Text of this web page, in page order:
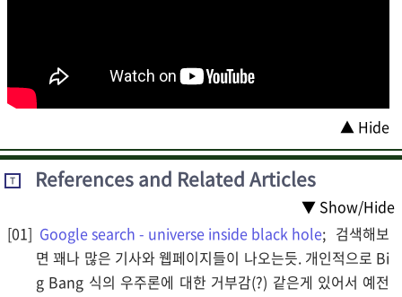
▲ Hide
T References and Related Articles
▼ Show/Hide
Google search - universe inside black hole; 검색해보
면 꽤나 많은 기사와 웹페이지들이 나오는듯. 개인적으로 Bi
g Bang 식의 우주론에 대한 거부감(?) 같은게 있어서 예전